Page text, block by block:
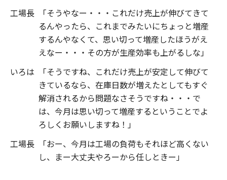
工場長
「そうやなー・・・これだけ売上が伸びてきて
るんやったら、これまでみたいにちょっと増産
するんやなくて、思い切って増産したほうがえ
えなー・・・その方が生産効率も上がるしな」
いろは
「そうですね、これだけ売上が安定して伸びて
きているなら、在庫日数が増えたとしてもすぐ
解消されるから問題なさそうですね・・・で
は、今月は思い切って増産するということでよ
ろしくお願いしますね！」
工場長
「おー、今月は工場の負荷もそれほど高くない
し、まー大丈夫やろーから任しときー」